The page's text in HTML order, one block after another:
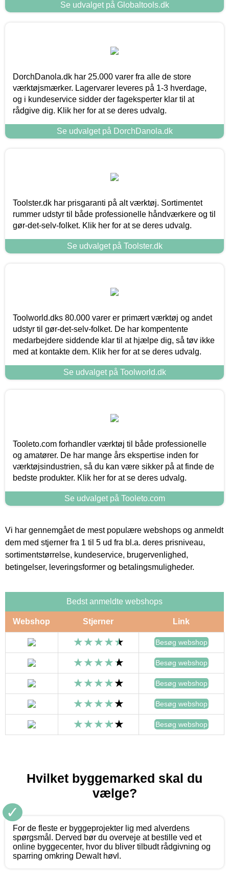
Se udvalget på Globaltools.dk
DorchDanola.dk har 25.000 varer fra alle de store
værktøjsmærker. Lagervarer leveres på 1-3 hverdage,
og i kundeservice sidder der fageksperter klar til at
rådgive dig. Klik her for at se deres udvalg.
Se udvalget på DorchDanola.dk
Toolster.dk har prisgaranti på alt værktøj. Sortimentet
rummer udstyr til både professionelle håndværkere og til
gør-det-selv-folket. Klik her for at se deres udvalg.
Se udvalget på Toolster.dk
Toolworld.dks 80.000 varer er primært værktøj og andet
udstyr til gør-det-selv-folket. De har kompentente
medarbejdere siddende klar til at hjælpe dig, så tøv ikke
med at kontakte dem. Klik her for at se deres udvalg.
Se udvalget på Toolworld.dk
Tooleto.com forhandler værktøj til både professionelle
og amatører. De har mange års ekspertise inden for
værktøjsindustrien, så du kan være sikker på at finde de
bedste produkter. Klik her for at se deres udvalg.
Se udvalget på Tooleto.com
Vi har gennemgået de mest populære webshops og anmeldt
dem med stjerner fra 1 til 5 ud fra bl.a. deres prisniveau,
sortimentstørrelse, kundeservice, brugervenlighed,
betingelser, leveringsformer og betalingsmuligheder.
Bedst anmeldte webshops
Webshop Stjerner Link
Besøg webshop
Besøg webshop
Besøg webshop
Besøg webshop
Besøg webshop
Hvilket byggemarked skal du
vælge?
✓
For de fleste er byggeprojekter lig med alverdens
spørgsmål. Derved bør du overveje at bestille ved et
online byggecenter, hvor du bliver tilbudt rådgivning og
sparring omkring Dewalt høvl.